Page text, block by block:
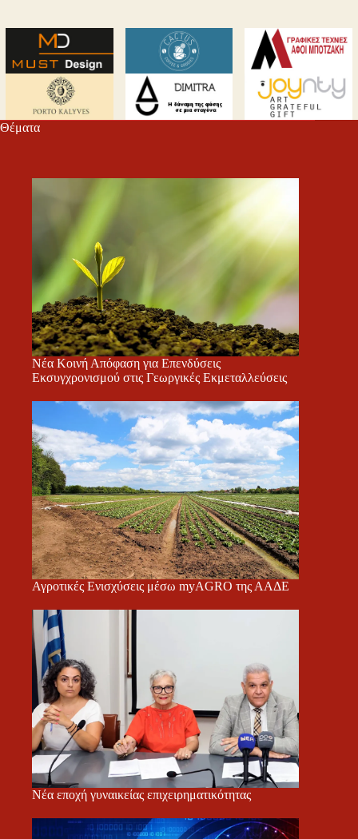
Θέματα
Νέα Κοινή Απόφαση για Επενδύσεις
Εκσυγχρονισμού στις Γεωργικές Εκμεταλλεύσεις
Αγροτικές Ενισχύσεις μέσω myAGRO της ΑΑΔΕ
Νέα εποχή γυναικείας επιχειρηματικότητας